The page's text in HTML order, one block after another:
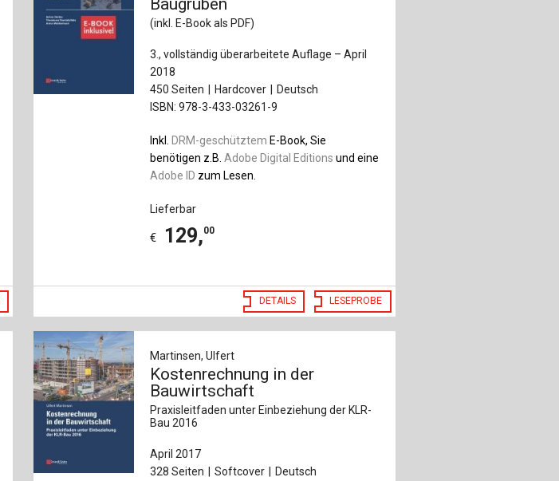
(inkl. E-Book als PDF)
3., vollständig überarbeitete Auflage – April
2018
450 Seiten
Hardcover
Deutsch
ISBN: 978-3-433-03261-9
Inkl.DRM-geschütztem E-Book, Sie
benötigen z.B.Adobe Digital Editions und eine
Adobe ID zum Lesen.
Lieferbar
€ 129,00
DETAILS LESEPROBE
Martinsen, Ulfert
Kostenrechnung in der
Bauwirtschaft
Praxisleitfaden unter Einbeziehung der KLR-
Bau 2016
April 2017
328 Seiten
Softcover
Deutsch